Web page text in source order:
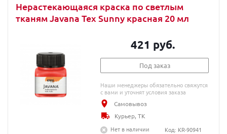
Нерастекающаяся краска по светлым
тканям Javana Tex Sunny красная 20 мл
421 руб.
Под заказ
Наши менеджеры обязательно свяжутся
с вами и уточнят условия заказа
Самовывоз
Курьер, ТК
Нет в наличии
Код: KR-90941